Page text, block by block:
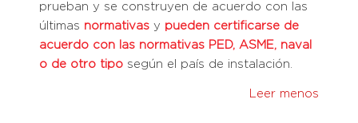
prueban y se construyen de acuerdo con las
últimas normativasy pueden certificarse de
acuerdo con las normativas PED, ASME, naval
o de otro tipo según el país de instalación.
Leer menos